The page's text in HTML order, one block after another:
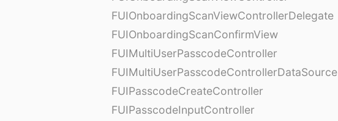
FUIOnboardingScanViewControllerDelegate
FUIOnboardingScanConfirmView
FUIMultiUserPasscodeController
FUIMultiUserPasscodeControllerDataSource
FUIPasscodeCreateController
FUIPasscodeInputController